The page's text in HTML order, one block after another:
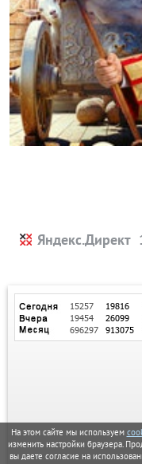
На этом сайте мы используем
изменить настройки браузера.
вы даете согласие на
Яндекс.Директ